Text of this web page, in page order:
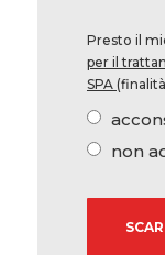
Presto il
per il
SPA
non